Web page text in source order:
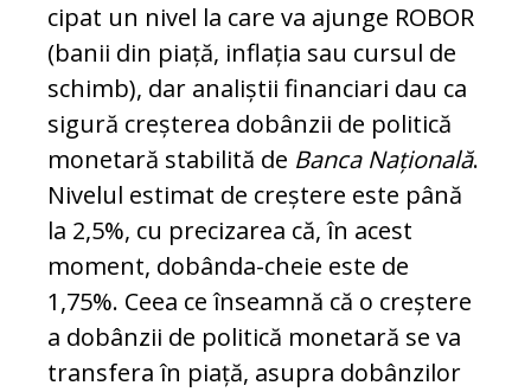
cipat un nivel la care va ajun­ge ROBOR
(banii din piață, in­flația sau cursul de
schimb), dar analiștii financiari dau ca
sigură creșterea dobânzii de politică
monetară stabilită de Banca Națională.
Nivelul estimat de creștere este până
la 2,5%, cu precizarea că, în acest
moment, dobânda-cheie este de
1,75%. Ceea ce înseamnă că o creștere
a dobânzii de po­li­tică monetară se va
transfera în piață, asupra dobânzilor